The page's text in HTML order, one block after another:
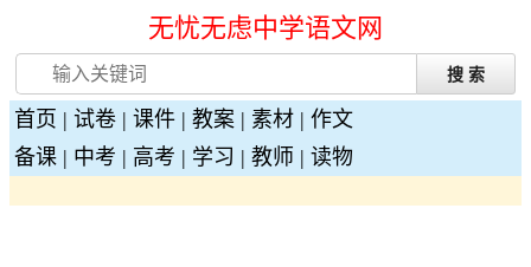
无忧无虑中学语文网
首页 | 试卷 | 课件 | 教案 | 素材 | 作文
备课 | 中考 | 高考 | 学习 | 教师 | 读物